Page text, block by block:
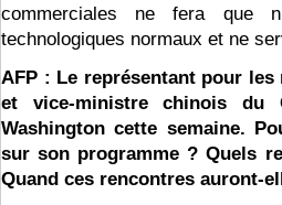
commerciales ne fera que
technologiques normaux et ne
AFP : Le représentant pour
et vice-ministre chinois du
Washington cette semaine.
sur son programme ? Quels
Quand ces rencontres auront-